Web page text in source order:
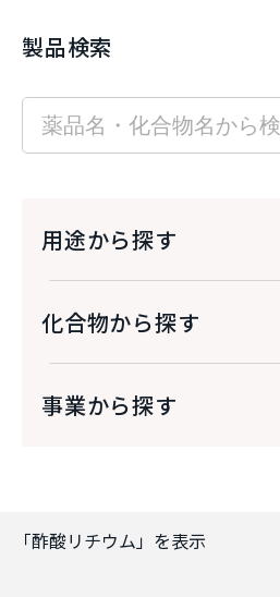
製品検索
用途から探す
化合物から探す
事業から探す
「酢酸リチウム」を表示